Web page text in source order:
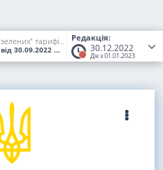
Редакція:
30.12.2022
Діє з 01.01.2023
Про встановлення "зелених" тарифів на електричну енергію та надбавки до "зелених" тарифів за дотримання рівня використання обладнання українського виробництва для суб'єктів господарювання
від 30.09.2022 № 1235 (Статус:Втратив